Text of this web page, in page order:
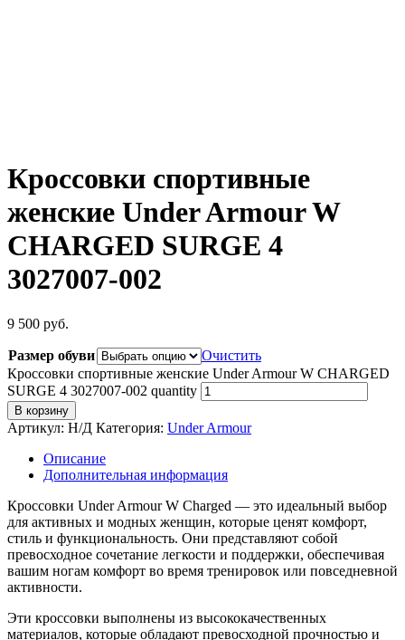
Кроссовки спортивные
женские Under Armour W
CHARGED SURGE 4
3027007-002
9 500 руб.
Размер обуви
Очистить
Кроссовки спортивные женские Under Armour W CHARGED
SURGE 4 3027007-002 quantity
В корзину
Артикул: Н/Д Категория: Under Armour
Описание
Дополнительная информация
Кроссовки Under Armour W Charged — это идеальный выбор
для активных и модных женщин, которые ценят комфорт,
стиль и функциональность. Они представляют собой
превосходное сочетание легкости и поддержки, обеспечивая
вашим ногам комфорт во время тренировок или повседневной
активности.
Эти кроссовки выполнены из высококачественных
материалов, которые обладают превосходной прочностью и